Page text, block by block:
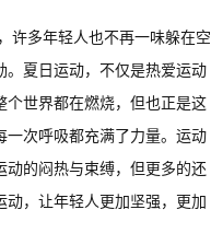
许多年轻人也不再一味躲在空
。夏日运动，不仅是热爱运动
个世界都在燃烧，但也正是这
一次呼吸都充满了力量。运动
动的闷热与束缚，但更多的还
，让年轻人更加坚强，更加